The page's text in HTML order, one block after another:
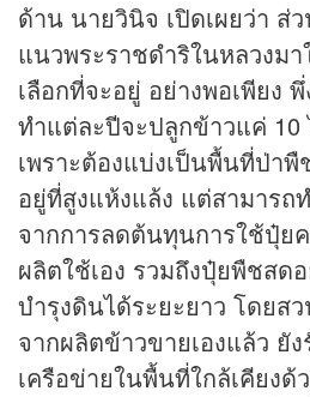
ด้าน นายวินิจ เปิดเผยว่า ส่
แนวพระราชดำริในหลวงม
เลือกที่จะอยู่ อย่างพอเพียง
ทำแต่ละปีจะปลูกข้าวแค่ 10
เพราะต้องแบ่งเป็นพื้นที่ป่า
อยู่ที่สูงแห้งแล้ง แต่สามารถ
จากการลดต้นทุนการใช้ปุ๋ย
ผลิตใช้เอง รวมถึงปุ๋ยพืชสด
บำรุงดินได้ระยะยาว โดยส
จากผลิตข้าวขายเองแล้ว ยั
เครือข่ายในพื้นที่ใกล้เคียง